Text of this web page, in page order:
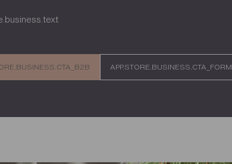
APP.STORE.BUSINESS.CTA_FORM